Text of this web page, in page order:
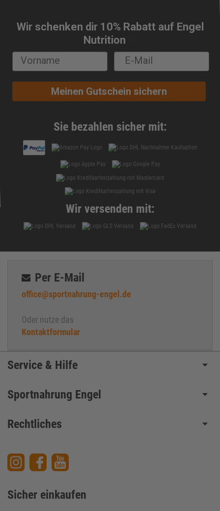
Wir schenken dir 10% Rabatt auf Engel
Nutrition
Meinen Gutschein sichern
Sie bezahlen sicher mit:
Wir versenden mit:
Per E-Mail
office@sportnahrung-engel.de
Oder nutze das
Kontaktformular
Service & Hilfe
Sportnahrung Engel
Rechtliches
Sicher einkaufen